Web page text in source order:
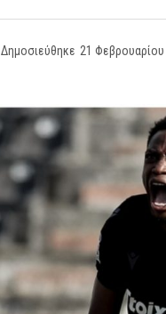
Δημοσιεύθηκε 21 Φεβρουαρίου